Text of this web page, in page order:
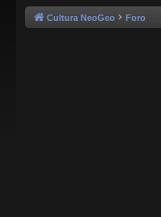
Cultura NeoGeo Foro